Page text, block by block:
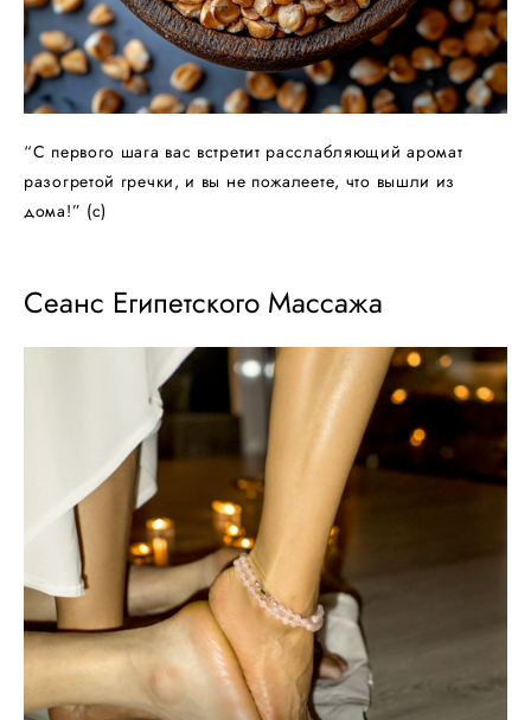
“С первого шага вас встретит расслабляющий аромат
разогретой гречки, и вы не пожалеете, что вышли из
дома!” (с)
Сеанс Египетского Массажа